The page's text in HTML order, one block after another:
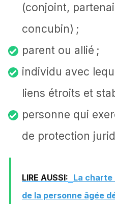
(conjoint,
concubin) ;
parent ou allié ;
individu avec
liens étroits et
personne qui
de protection
LIRE AUSSI: La
de la personne âgée